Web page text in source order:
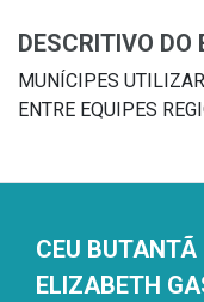
DESCRITIVO DO
MUNÍCIPES
ENTRE EQUIPES
CEU
ELIZABETH